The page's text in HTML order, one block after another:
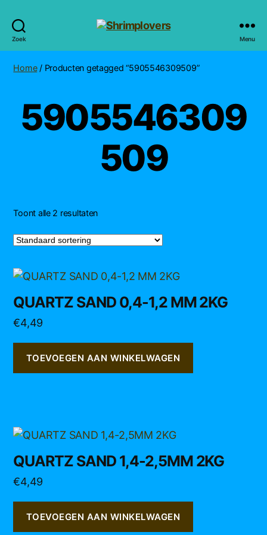
Zoek Menu
Home/ Producten getagged “5905546309509”
5905546309
509
Toont alle 2 resultaten
QUARTZ SAND 0,4-1,2 MM 2KG
€4,49
TOEVOEGEN AAN WINKELWAGEN
QUARTZ SAND 1,4-2,5MM 2KG
€4,49
TOEVOEGEN AAN WINKELWAGEN